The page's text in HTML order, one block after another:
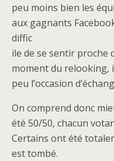
peu moins bien les
aux gagnants
diffic
ile de se sentir proche
moment du relooking,
peu l’occasion
On comprend donc
été 50/50, chacun
Certains ont été
est tombé.